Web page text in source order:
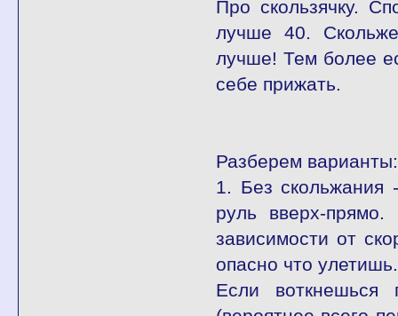
Про скользячку.
лучше 40.
лучше! Тем более
себе прижать.
Разберем варианты:
1. Без скольжания
руль вверх-
зависимости от
опасно что улетишь.
Если воткнешься